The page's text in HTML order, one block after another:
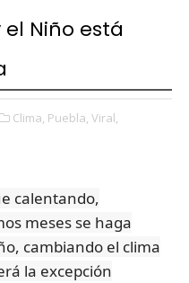
Niño está
Clima, Puebla, Viral,
calentando,
meses se haga
cambiando el clima
la excepción